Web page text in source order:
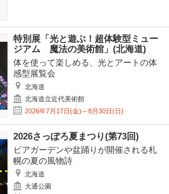
特別展「光と遊ぶ！超体験型ミュー
ジアム 魔法の美術館」(北海道)
体を使って楽しめる、光とアートの体
感型展覧会
北海道
北海道立近代美術館
2026年7月17日(金)～8月30日(日)
2026さっぽろ夏まつり(第73回)
ビアガーデンや盆踊りが開催される札
幌の夏の風物詩
北海道
大通公園